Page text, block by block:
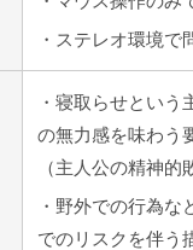
・ステレオ環境で
・寝取らせという
の無力感を味わう
（主人公の精神的
・野外での行為な
でのリスクを伴う